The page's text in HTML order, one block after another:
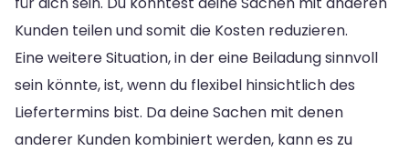
Kunden teilen und somit die Kosten reduzieren.
Eine weitere Situation, in der eine Beiladung sinnvoll
sein könnte, ist, wenn du flexibel hinsichtlich des
Liefertermins bist. Da deine Sachen mit denen
anderer Kunden kombiniert werden, kann es zu